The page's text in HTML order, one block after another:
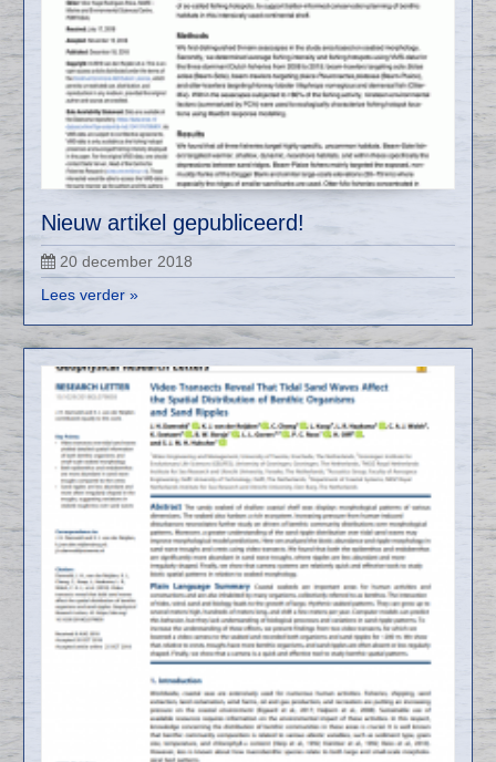
Nieuw artikel gepubliceerd!
20 december 2018
Lees verder »